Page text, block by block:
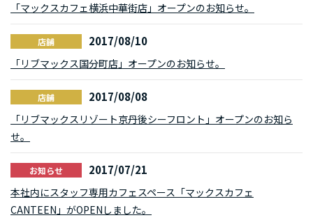
「マックスカフェ横浜中華街店」オープンのお知らせ。
店舗 2017/08/10
「リブマックス国分町店」オープンのお知らせ。
店舗 2017/08/08
「リブマックスリゾート京丹後シーフロント」オープンのお知ら
せ。
お知らせ 2017/07/21
本社内にスタッフ専用カフェスペース「マックスカフェ
CANTEEN」がOPENしました。